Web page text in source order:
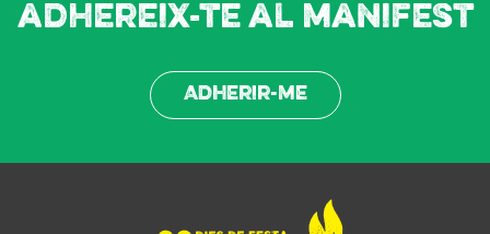
adhereix-te al manifest
Adherir-me